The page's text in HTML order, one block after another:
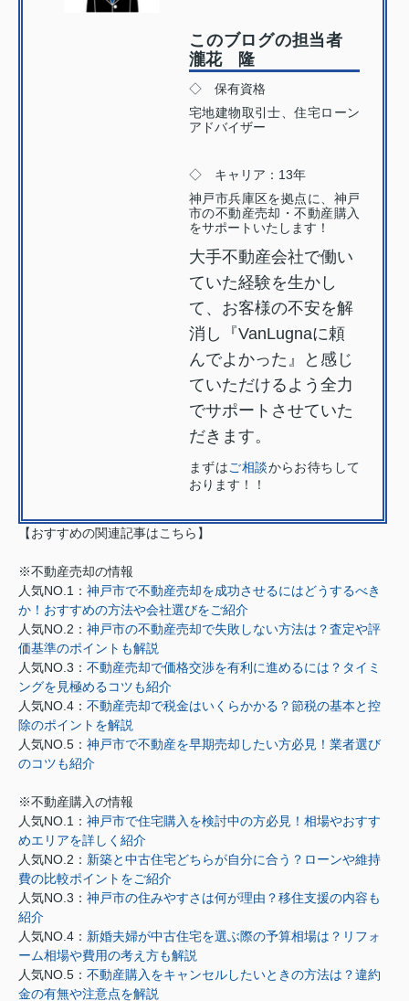
このブログの担当者
瀧花 隆
◇ 保有資格
宅地建物取引士、住宅ローン
アドバイザー
◇ キャリア：13年
神戸市兵庫区を拠点に、神戸
市の不動産売却・不動産購入
をサポートいたします！
大手不動産会社で働い
ていた経験を生かし
て、お客様の不安を解
消し『VanLugnaに頼
んでよかった』と感じ
ていただけるよう全力
でサポートさせていた
だきます。
まずはご相談からお待ちして
おります！！
【おすすめの関連記事はこちら】
※不動産売却の情報
人気NO.1： 神戸市で不動産売却を成功させるにはどうするべき
か！おすすめの方法や会社選びをご紹介
人気NO.2： 神戸市の不動産売却で失敗しない方法は？査定や評
価基準のポイントも解説
人気NO.3： 不動産売却で価格交渉を有利に進めるには？タイミ
ングを見極めるコツも紹介
人気NO.4： 不動産売却で税金はいくらかかる？節税の基本と控
除のポイントを解説
人気NO.5： 神戸市で不動産を早期売却したい方必見！業者選び
のコツも紹介
※不動産購入の情報
人気NO.1： 神戸市で住宅購入を検討中の方必見！相場やおすす
めエリアを詳しく紹介
人気NO.2： 新築と中古住宅どちらが自分に合う？ローンや維持
費の比較ポイントをご紹介
人気NO.3： 神戸市の住みやすさは何が理由？移住支援の内容も
紹介
人気NO.4： 新婚夫婦が中古住宅を選ぶ際の予算相場は？リフォ
ーム相場や費用の考え方も解説
人気NO.5： 不動産購入をキャンセルしたいときの方法は？違約
金の有無や注意点を解説